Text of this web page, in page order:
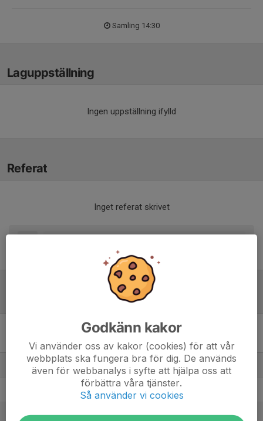
Samling 14:30
Laguppställning
Ingen uppställning ifylld
Referat
Inget referat skrivet
HockeyTvåan Herr Region
Norr A
M +/-
1. Asplöven Haparanda Hockey Förening
2. Bodens Ishockeyklubb
3. Rosvik IK 16 14
Godkänn kakor
Vi använder oss av kakor (cookies) för att vår
webbplats ska fungera bra för dig. De används
även för webbanalys i syfte att hjälpa oss att
förbättra våra tjänster.
Så använder vi cookies